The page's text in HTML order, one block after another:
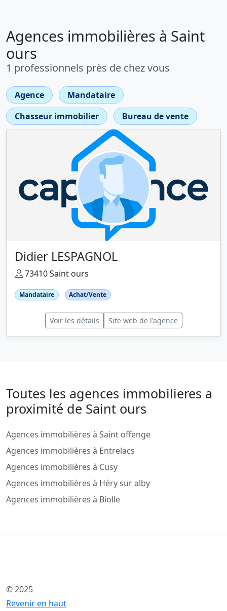
Agences immobilières à Saint
ours
1 professionnels près de chez vous
Agence
Mandataire
Chasseur immobilier
Bureau de vente
Didier LESPAGNOL
73410 Saint ours
Mandataire Achat/Vente
Voir les détails Site web de l'agence
Toutes les agences immobilieres a
proximité de Saint ours
Agences immobilières à Saint offenge
Agences immobilières à Entrelacs
Agences immobilières à Cusy
Agences immobilières à Héry sur alby
Agences immobilières à Biolle
© 2025
Revenir en haut